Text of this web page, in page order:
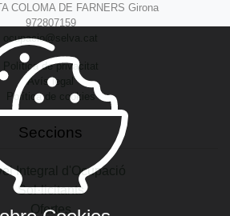
COLOMA DE FARNERS Girona
972807159
ocupacio@selva.cat
Política de privacitat
Avís legal
Política de cookies
Seccions
Integral d'Ocupació
Sol·licitants
Ofertes